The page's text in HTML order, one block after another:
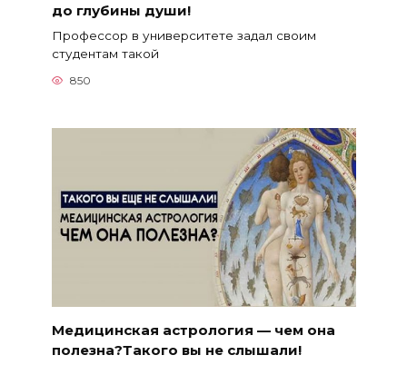
до глубины души!
Профессор в университете задал своим
студентам такой
850
Медицинская астрология — чем она
полезна?Такого вы не слышали!